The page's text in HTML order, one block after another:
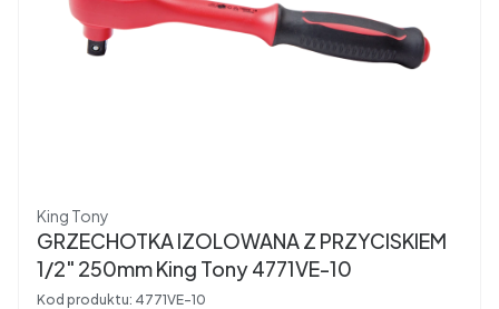
Producent
King Tony
GRZECHOTKA IZOLOWANA Z PRZYCISKIEM
1/2" 250mm King Tony 4771VE-10
Kod produktu: 4771VE-10